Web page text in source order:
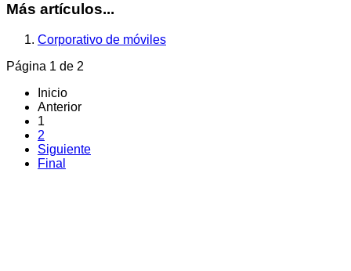
Más artículos...
Corporativo de móviles
Página 1 de 2
Inicio
Anterior
1
2
Siguiente
Final